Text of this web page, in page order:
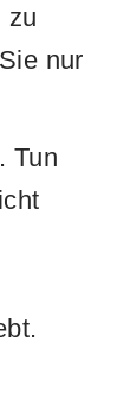
zu
nur
. Tun